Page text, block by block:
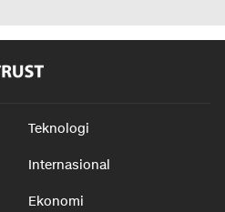
Teknologi
Internasional
Ekonomi